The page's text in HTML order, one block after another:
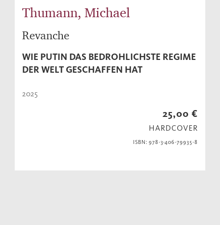
Thumann, Michael
Revanche
WIE PUTIN DAS BEDROHLICHSTE REGIME
DER WELT GESCHAFFEN HAT
2025
25,00 €
HARDCOVER
ISBN: 978-3-406-79935-8